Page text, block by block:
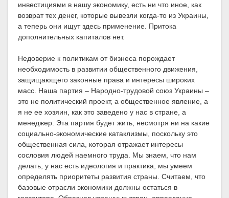
инвестициями в нашу экономику, есть ни что иное, как
возврат тех денег, которые вывезли когда-то из Украины,
а теперь они ищут здесь применение. Притока
дополнительных капиталов нет.
Недоверие к политикам от бизнеса порождает
необходимость в развитии общественного движения,
защищающего законные права и интересы широких
масс. Наша партия – Народно-трудовой союз Украины –
это не политический проект, а общественное явление, а
я не ее хозяин, как это заведено у нас в стране, а
менеджер. Эта партия будет жить, несмотря ни на какие
социально-экономические катаклизмы, поскольку это
общественная сила, которая отражает интересы
сословия людей наемного труда. Мы знаем, что нам
делать, у нас есть идеология и практика, мы умеем
определять приоритеты развития страны. Считаем, что
базовые отрасли экономики должны остаться в